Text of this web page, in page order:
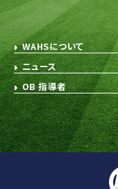
WAHSについて
ニュース
OB 指導者